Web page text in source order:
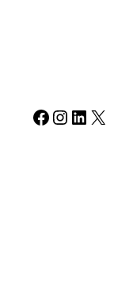
Facebook Instagram LinkedIn X